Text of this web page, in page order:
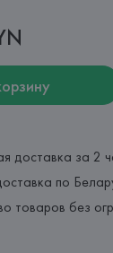
доставка за 2
по
товаров без